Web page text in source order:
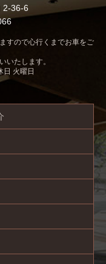
2-36-6
すので心行くまでお車をご
いたします。
火曜日